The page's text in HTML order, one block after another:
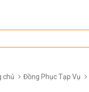
chủ Đồng Phục Tạp Vụ